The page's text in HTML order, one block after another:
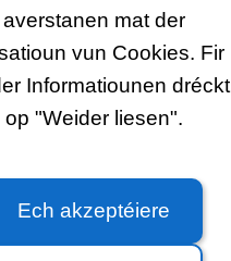
averstanen mat der
vun Cookies. Fir
Informatiounen dréckt
op "Weider liesen".
Ech akzeptéiere